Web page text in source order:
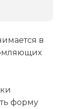
в
форму